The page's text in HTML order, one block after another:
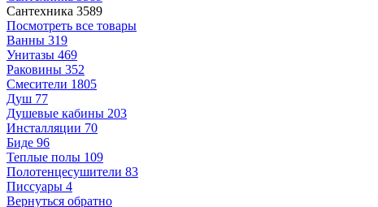
Сантехника 3589
Посмотреть все товары
Ванны 319
Унитазы 469
Раковины 352
Смесители 1805
Душ 77
Душевые кабины 203
Инсталляции 70
Биде 96
Теплые полы 109
Полотенцесушители 83
Писсуары 4
Вернуться обратно